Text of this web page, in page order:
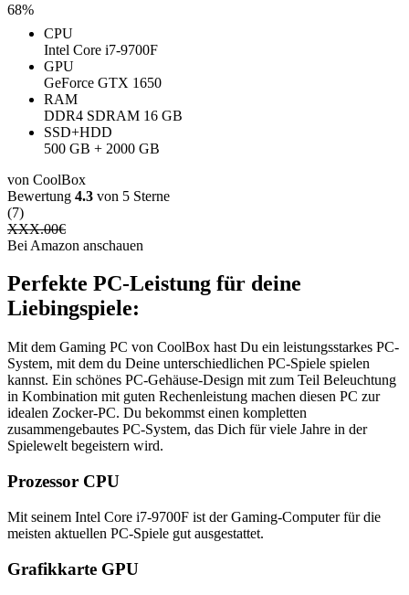
68%
CPU
Intel Core i7-9700F
GPU
GeForce GTX 1650
RAM
‎DDR4 SDRAM ‎16 GB
SSD+HDD
500 GB + 2000 GB
von CoolBox
Bewertung 4.3 von 5 Sterne
(7)
XXX.00€
Bei Amazon anschauen
Perfekte PC-Leistung für deine
Liebingspiele:
Mit dem Gaming PC von CoolBox hast Du ein leistungsstarkes PC-
System, mit dem du Deine unterschiedlichen PC-Spiele spielen
kannst. Ein schönes PC-Gehäuse-Design mit zum Teil Beleuchtung
in Kombination mit guten Rechenleistung machen diesen PC zur
idealen Zocker-PC. Du bekommst einen kompletten
zusammengebautes PC-System, das Dich für viele Jahre in der
Spielewelt begeistern wird.
Prozessor CPU
Mit seinem Intel Core i7-9700F ist der Gaming-Computer für die
meisten aktuellen PC-Spiele gut ausgestattet.
Grafikkarte GPU